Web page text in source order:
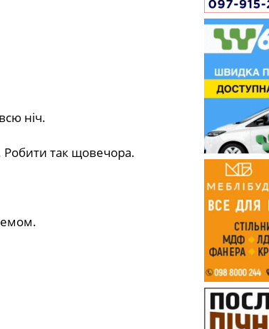
ніч.
Робити так щовечора.